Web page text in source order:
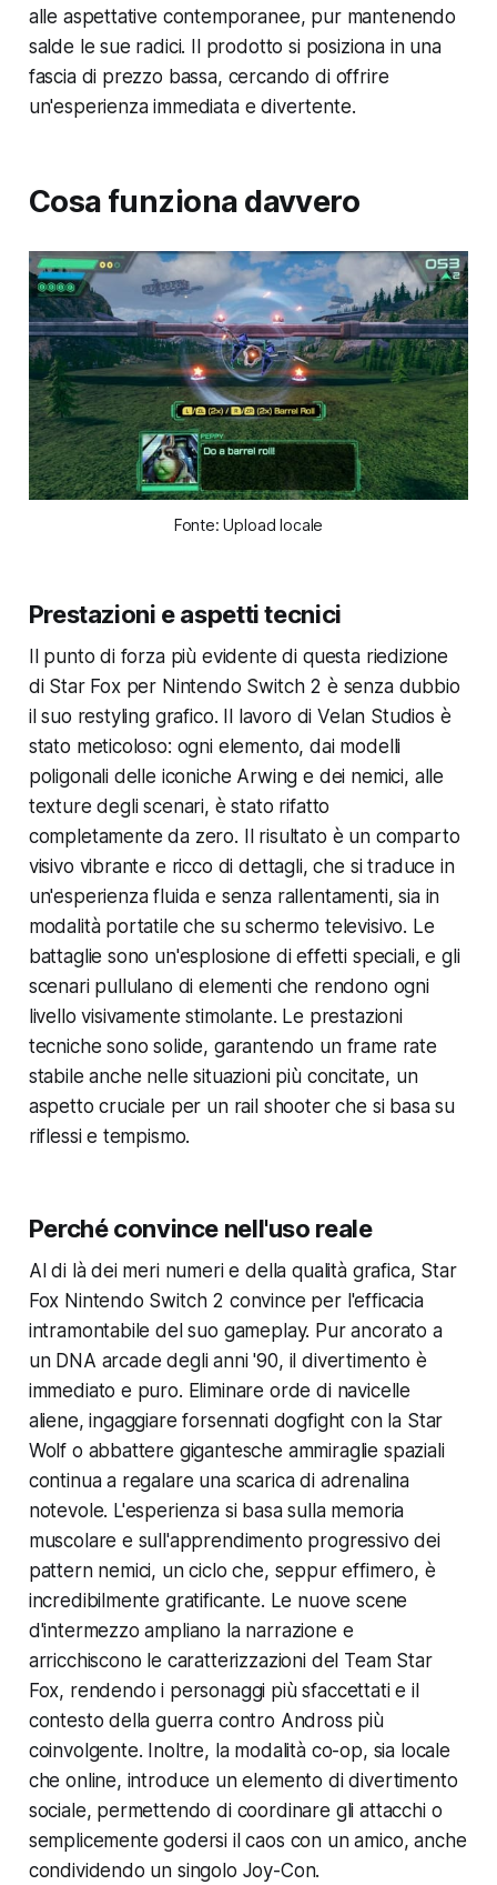
alle aspettative contemporanee, pur mantenendo
salde le sue radici. Il prodotto si posiziona in una
fascia di prezzo bassa, cercando di offrire
un'esperienza immediata e divertente.
Cosa funziona davvero
Fonte: Upload locale
Prestazioni e aspetti tecnici
Il punto di forza più evidente di questa riedizione
di Star Fox per Nintendo Switch 2 è senza dubbio
il suo restyling grafico. Il lavoro di Velan Studios è
stato meticoloso: ogni elemento, dai modelli
poligonali delle iconiche Arwing e dei nemici, alle
texture degli scenari, è stato rifatto
completamente da zero. Il risultato è un comparto
visivo vibrante e ricco di dettagli, che si traduce in
un'esperienza fluida e senza rallentamenti, sia in
modalità portatile che su schermo televisivo. Le
battaglie sono un'esplosione di effetti speciali, e gli
scenari pullulano di elementi che rendono ogni
livello visivamente stimolante. Le prestazioni
tecniche sono solide, garantendo un frame rate
stabile anche nelle situazioni più concitate, un
aspetto cruciale per un rail shooter che si basa su
riflessi e tempismo.
Perché convince nell'uso reale
Al di là dei meri numeri e della qualità grafica, Star
Fox Nintendo Switch 2 convince per l'efficacia
intramontabile del suo gameplay. Pur ancorato a
un DNA arcade degli anni '90, il divertimento è
immediato e puro. Eliminare orde di navicelle
aliene, ingaggiare forsennati dogfight con la Star
Wolf o abbattere gigantesche ammiraglie spaziali
continua a regalare una scarica di adrenalina
notevole. L'esperienza si basa sulla memoria
muscolare e sull'apprendimento progressivo dei
pattern nemici, un ciclo che, seppur effimero, è
incredibilmente gratificante. Le nuove scene
d'intermezzo ampliano la narrazione e
arricchiscono le caratterizzazioni del Team Star
Fox, rendendo i personaggi più sfaccettati e il
contesto della guerra contro Andross più
coinvolgente. Inoltre, la modalità co-op, sia locale
che online, introduce un elemento di divertimento
sociale, permettendo di coordinare gli attacchi o
semplicemente godersi il caos con un amico, anche
condividendo un singolo Joy-Con.